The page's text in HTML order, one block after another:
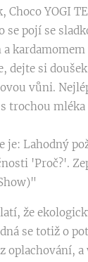
Choco YOGI
se pojí se
dejte si
vůni.
trochou
je: Lahodný
'Proč?'.
že
se totiž o
oplachování, a